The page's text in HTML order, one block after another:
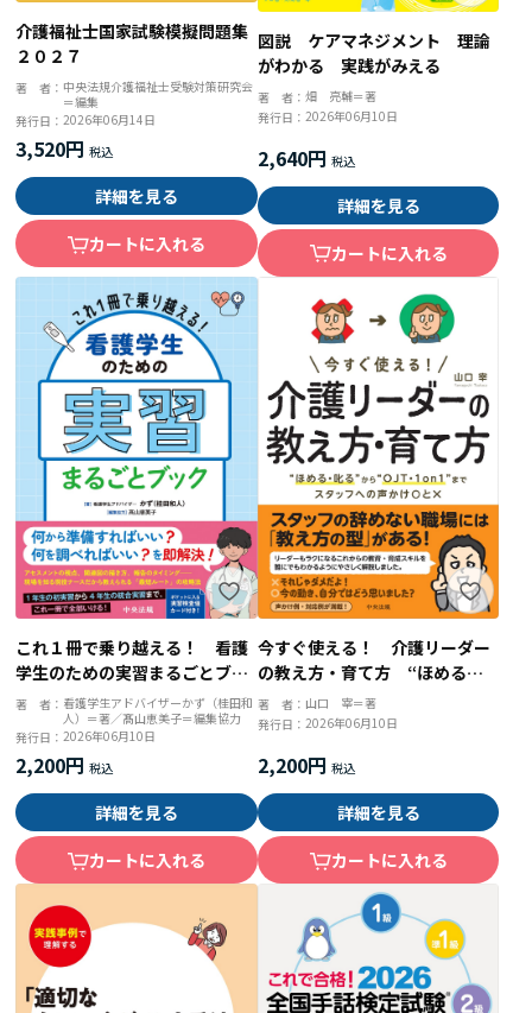
介護福祉士国家試験模擬問題集
２０２７
著 者： 中央法規介護福祉士受験対策研究会
＝編集
発行日：2026年06月14日
3,520円
詳細を見る
カートに入れる
図説 ケアマネジメント 理論
がわかる 実践がみえる
著 者： 畑 亮輔＝著
発行日： 2026年06月10日
2,640円
詳細を見る
カートに入れる
これ１冊で乗り越える！ 看護
学生のための実習まるごとブッ
ク
著 者： 看護学生アドバイザーかず（桂田和
人）＝著／髙山恵美子＝編集協力
発行日：2026年06月10日
2,200円
詳細を見る
カートに入れる
今すぐ使える！ 介護リーダー
の教え方・育て方 “ほめる・
叱る”から“ＯＪＴ・１ｏｎ
１”までスタッフへの声かけ〇
著 者： 山口 宰＝著
発行日： 2026年06月10日
2,200円
詳細を見る
カートに入れる